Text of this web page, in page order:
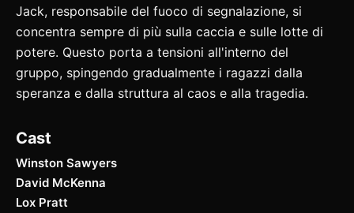
Jack, responsabile del fuoco di segnalazione, si
concentra sempre di più sulla caccia e sulle lotte di
potere. Questo porta a tensioni all'interno del
gruppo, spingendo gradualmente i ragazzi dalla
speranza e dalla struttura al caos e alla tragedia.
Cast
Winston Sawyers
David McKenna
Lox Pratt